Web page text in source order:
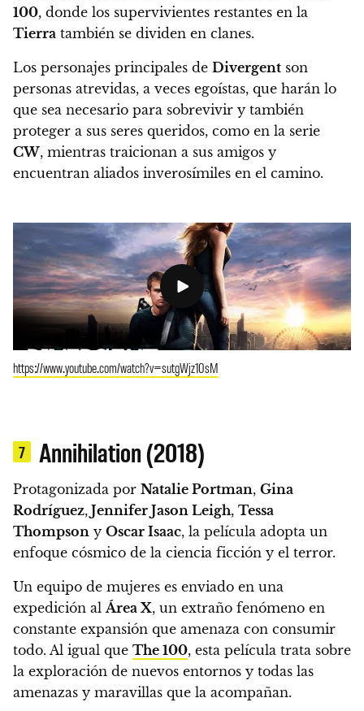
100, donde los supervivientes restantes en la
Tierra también se dividen en clanes.
Los personajes principales de Divergent son
personas atrevidas, a veces egoístas, que harán lo
que sea necesario para sobrevivir y también
proteger a sus seres queridos, como en la serie
CW, mientras traicionan a sus amigos y
encuentran aliados inverosímiles en el camino.
https://www.youtube.com/watch?v=sutgWjz10sM
7 Annihilation (2018)
Protagonizada por Natalie Portman, Gina
Rodríguez, Jennifer Jason Leigh, Tessa
Thompson y Oscar Isaac, la película adopta un
enfoque cósmico de la ciencia ficción y el terror.
Un equipo de mujeres es enviado en una
expedición al Área X, un extraño fenómeno en
constante expansión que amenaza con consumir
todo. Al igual que The 100, esta película trata sobre
la exploración de nuevos entornos y todas las
amenazas y maravillas que la acompañan.